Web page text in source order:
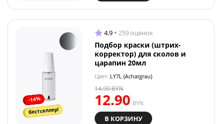
-14%
бестселлер!
4.9 259 оценок
Подбор краски (штрих-
корректор) для сколов и
царапин 20мл
Цвет: LY7L (Achatgrau)
12.90 BYN
14.90BYN
В КОРЗИНУ